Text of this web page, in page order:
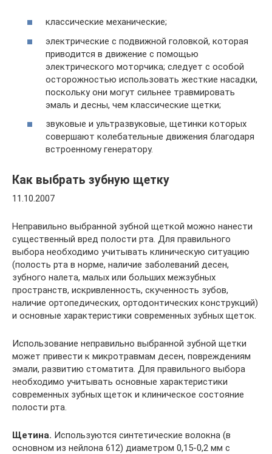
классические механические;
электрические с подвижной головкой, которая
приводится в движение с помощью
электрического моторчика; следует с особой
осторожностью использовать жесткие насадки,
поскольку они могут сильнее травмировать
эмаль и десны, чем классические щетки;
звуковые и ультразвуковые, щетинки которых
совершают колебательные движения благодаря
встроенному генератору.
Как выбрать зубную щетку
11.10.2007
Неправильно выбранной зубной щеткой можно нанести
существенный вред полости рта. Для правильного
выбора необходимо учитывать клиническую ситуацию
(полость рта в норме, наличие заболеваний десен,
зубного налета, малых или больших межзубных
пространств, искривленность, скученность зубов,
наличие ортопедических, ортодонтических конструкций)
и основные характеристики современных зубных щеток.
Использование неправильно выбранной зубной щетки
может привести к микротравмам десен, повреждениям
эмали, развитию стоматита. Для правильного выбора
необходимо учитывать основные характеристики
современных зубных щеток и клиническое состояние
полости рта.
Щетина. Используются синтетические волокна (в
основном из нейлона 612) диаметром 0,15-0,2 мм с